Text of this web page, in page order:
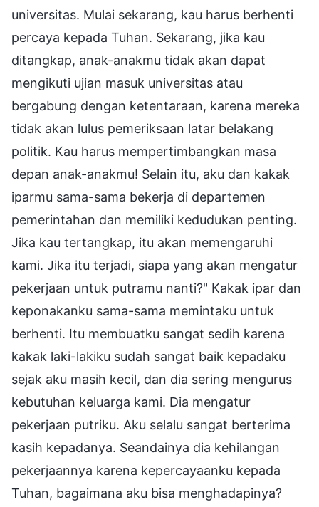
universitas. Mulai sekarang, kau harus berhenti
percaya kepada Tuhan. Sekarang, jika kau
ditangkap, anak-anakmu tidak akan dapat
mengikuti ujian masuk universitas atau
bergabung dengan ketentaraan, karena mereka
tidak akan lulus pemeriksaan latar belakang
politik. Kau harus mempertimbangkan masa
depan anak-anakmu! Selain itu, aku dan kakak
iparmu sama-sama bekerja di departemen
pemerintahan dan memiliki kedudukan penting.
Jika kau tertangkap, itu akan memengaruhi
kami. Jika itu terjadi, siapa yang akan mengatur
pekerjaan untuk putramu nanti?" Kakak ipar dan
keponakanku sama-sama memintaku untuk
berhenti. Itu membuatku sangat sedih karena
kakak laki-lakiku sudah sangat baik kepadaku
sejak aku masih kecil, dan dia sering mengurus
kebutuhan keluarga kami. Dia mengatur
pekerjaan putriku. Aku selalu sangat berterima
kasih kepadanya. Seandainya dia kehilangan
pekerjaannya karena kepercayaanku kepada
Tuhan, bagaimana aku bisa menghadapinya?